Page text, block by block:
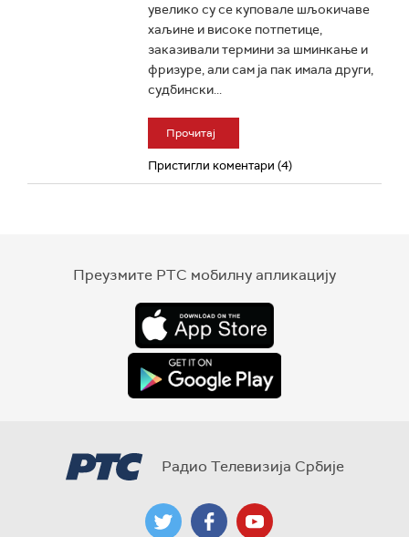
увелико су се куповале шљокичаве
хаљине и високе потпетице,
заказивали термини за шминкaње и
фризуре, али сам ја пак имала други,
судбински...
Прочитај
Пристигли коментари (4)
Преузмите РТС мобилну апликацију
Радио Телевизија Србије